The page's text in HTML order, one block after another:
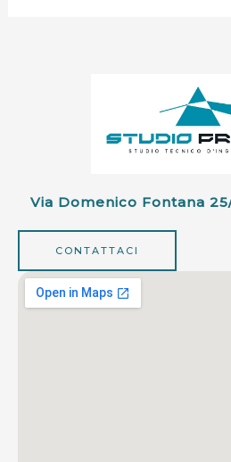
Via Domenico Fontana
CONTATTACI